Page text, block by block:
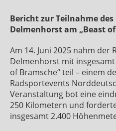
Bericht zur Teilnahme
Delmenhorst am „Beast
Am 14. Juni 2025 nahm der
Delmenhorst mit insgesamt
of Bramsche“ teil – einem
Radsportevents
Veranstaltung bot eine
250 Kilometern und
insgesamt 2.400